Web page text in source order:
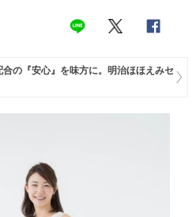
の『安心』を味方に。明治ほほえみセ